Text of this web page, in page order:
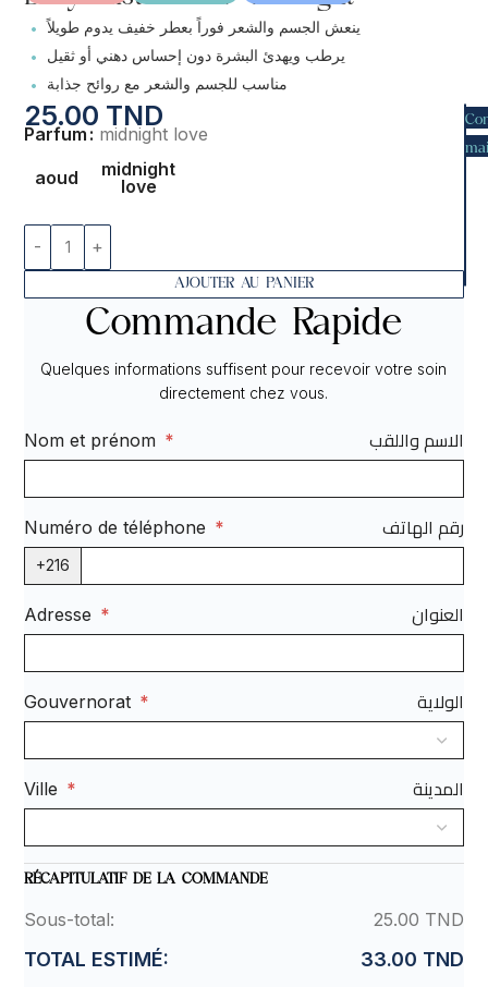
• ينعش الجسم والشعر فوراً بعطر خفيف يدوم طويلاً
• يرطب ويهدئ البشرة دون إحساس دهني أو ثقيل
•
25.00 TND
Parfum midnight love
aoud
midnight
love
AJOUTER AU PANIER
Commande Rapide
Quelques informations suffisent pour recevoir votre soin
directement chez vous.
Nom et prénom * الاسم واللقب
Numéro de téléphone * رقم الهاتف
+216
Adresse * العنوان
Gouvernorat * الولاية
Ville * المدينة
RÉCAPITULATIF DE LA COMMANDE
Sous-total: 25.00 TND
TOTAL ESTIMÉ: 33.00 TND